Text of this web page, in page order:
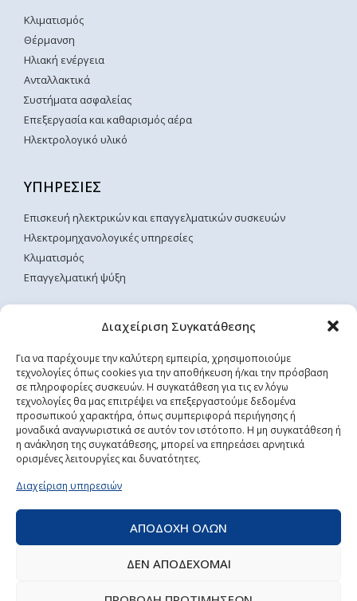
Διαχείριση Συγκατάθεσης
Για να παρέχουμε την καλύτερη εμπειρία, χρησιμοποιούμε
τεχνολογίες όπως cookies για την αποθήκευση ή/και την πρόσβαση
σε πληροφορίες συσκευών. Η συγκατάθεση για τις εν λόγω
τεχνολογίες θα μας επιτρέψει να επεξεργαστούμε δεδομένα
προσωπικού χαρακτήρα, όπως συμπεριφορά περιήγησης ή
μοναδικά αναγνωριστικά σε αυτόν τον ιστότοπο. Η μη συγκατάθεση ή
η ανάκληση της συγκατάθεσης, μπορεί να επηρεάσει αρνητικά
ορισμένες λειτουργίες και δυνατότητες.
Διαχείριση υπηρεσιών
ΑΠΟΔΟΧΗ ΟΛΩΝ
ΔΕΝ ΑΠΟΔΕΧΟΜΑΙ
Κλιματισμός
Θέρμανση
Ηλιακή ενέργεια
Ανταλλακτικά
Συστήματα ασφαλείας
Επεξεργασία και καθαρισμός αέρα
Ηλεκτρολογικό υλικό
ΥΠΗΡΕΣΙΕΣ
Επισκευή ηλεκτρικών και επαγγελματικών συσκευών
Ηλεκτρομηχανολογικές υπηρεσίες
Κλιματισμός
Επαγγελματική ψύξη
ΧΡΗΣΙΜΕΣ ΣΕΛΙΔΕΣ
Αρχική
Επικοινωνία
Όροι Χρήσης
Τρόποι Αποστολής & Πληρωμής
Πολιτική Απορρήτου
ΡΥΘΜΙΣΕΙΣ COOKIES